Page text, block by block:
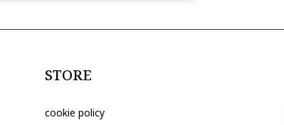
STORE
cookie policy